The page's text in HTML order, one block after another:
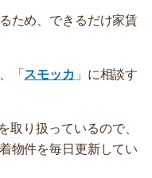
ため、できるだけ家賃
「 スモッカ 」に相談す
取り扱っているので、
物件を毎日更新してい